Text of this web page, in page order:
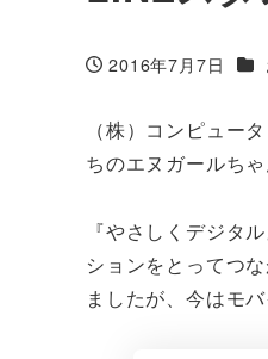
投稿日
2016年7月7日 カ
（株）コンピュー
ちのエヌガールち
『やさしくデジタ
ションをとってつ
ましたが、今はモ